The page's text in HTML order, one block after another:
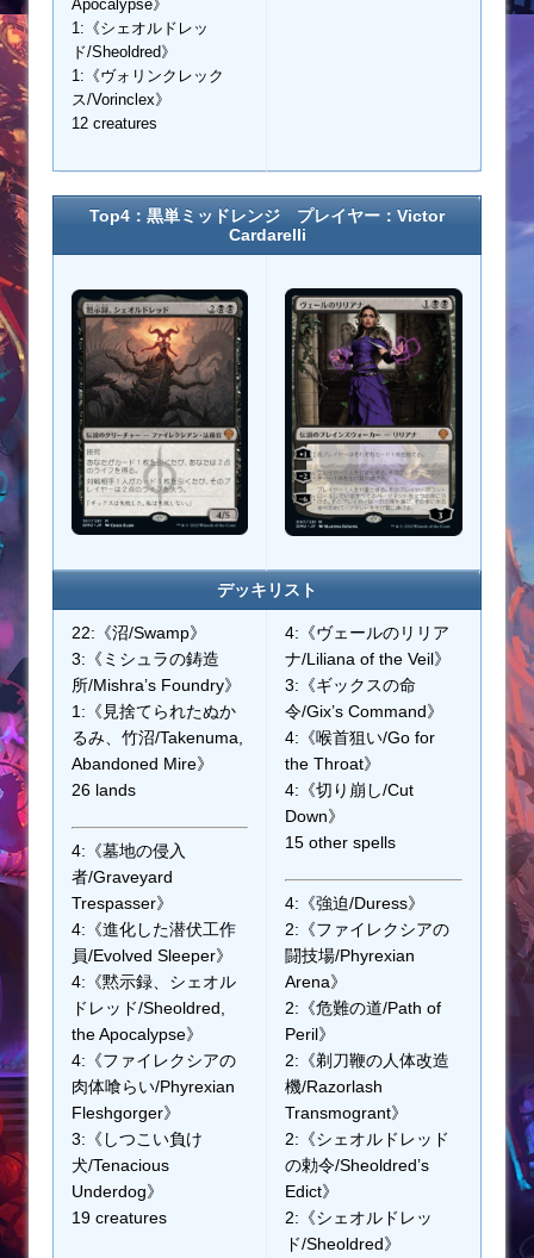
Apocalypse》
1:《シェオルドレッ
ド/Sheoldred》
1:《ヴォリンクレック
ス/Vorinclex》
12 creatures
Top4：黒単ミッドレンジ プレイヤー：Victor
Cardarelli
デッキリスト
22:《沼/Swamp》
3:《ミシュラの鋳造
所/Mishra’s Foundry》
1:《見捨てられたぬか
るみ、竹沼/Takenuma,
Abandoned Mire》
26 lands
4:《墓地の侵入
者/Graveyard
Trespasser》
4:《進化した潜伏工作
員/Evolved Sleeper》
4:《黙示録、シェオル
ドレッド/Sheoldred,
the Apocalypse》
4:《ファイレクシアの
肉体喰らい/Phyrexian
Fleshgorger》
3:《しつこい負け
犬/Tenacious
Underdog》
19 creatures
4:《ヴェールのリリア
ナ/Liliana of the Veil》
3:《ギックスの命
令/Gix’s Command》
4:《喉首狙い/Go for
the Throat》
4:《切り崩し/Cut
Down》
15 other spells
4:《強迫/Duress》
2:《ファイレクシアの
闘技場/Phyrexian
Arena》
2:《危難の道/Path of
Peril》
2:《剃刀鞭の人体改造
機/Razorlash
Transmogrant》
2:《シェオルドレッド
の勅令/Sheoldred’s
Edict》
2:《シェオルドレッ
ド/Sheoldred》